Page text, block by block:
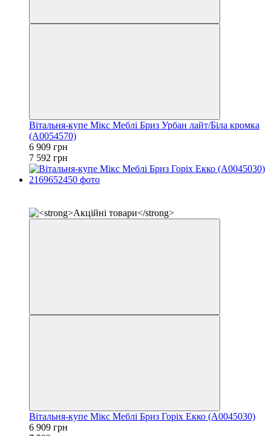
Вітальня-купе Мікс Меблі Бриз Урбан лайт/Біла кромка
(А0054570)
6 909 грн
7 592 грн
Вітальня-купе Мікс Меблі Бриз Горіх Екко (А0045030)
6 909 грн